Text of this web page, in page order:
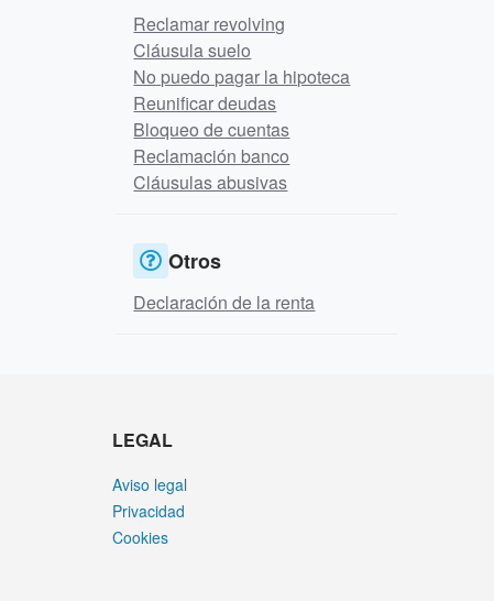
Reclamar revolving
Cláusula suelo
No puedo pagar la hipoteca
Reunificar deudas
Bloqueo de cuentas
Reclamación banco
Cláusulas abusivas
Otros
Declaración de la renta
LEGAL
Aviso legal
Privacidad
Cookies